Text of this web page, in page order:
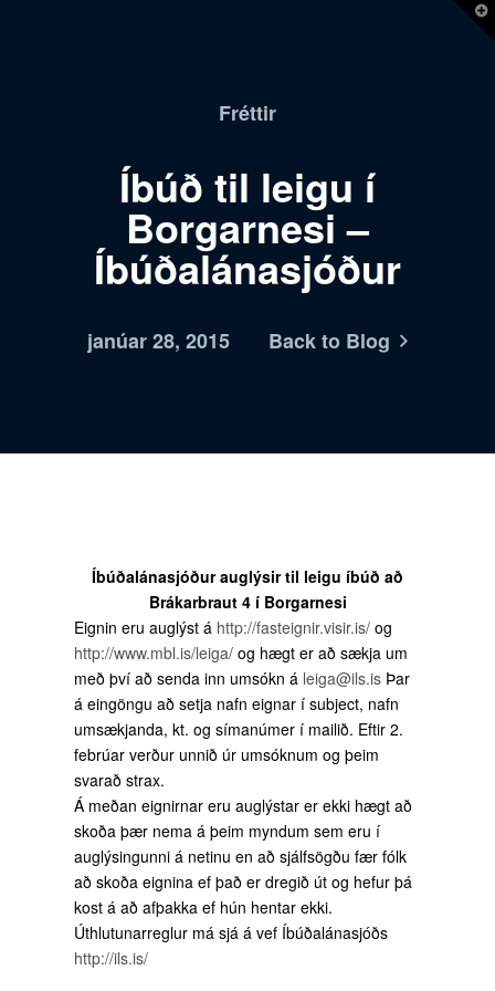
Fréttir
Íbúð til leigu í
Borgarnesi –
Íbúðalánasjóður
janúar 28, 2015 Back to Blog
Íbúðalánasjóður auglýsir til leigu íbúð að
Brákarbraut 4 í Borgarnesi
Eignin eru auglýst á http://fasteignir.visir.is/ og
http://www.mbl.is/leiga/ og hægt er að sækja um
með því að senda inn umsókn á leiga@ils.is Þar
á eingöngu að setja nafn eignar í subject, nafn
umsækjanda, kt. og símanúmer í mailið. Eftir 2.
febrúar verður unnið úr umsóknum og þeim
svarað strax.
Á meðan eignirnar eru auglýstar er ekki hægt að
skoða þær nema á þeim myndum sem eru í
auglýsingunni á netinu en að sjálfsögðu fær fólk
að skoða eignina ef það er dregið út og hefur þá
kost á að afþakka ef hún hentar ekki.
Úthlutunarreglur má sjá á vef Íbúðalánasjóðs
http://ils.is/